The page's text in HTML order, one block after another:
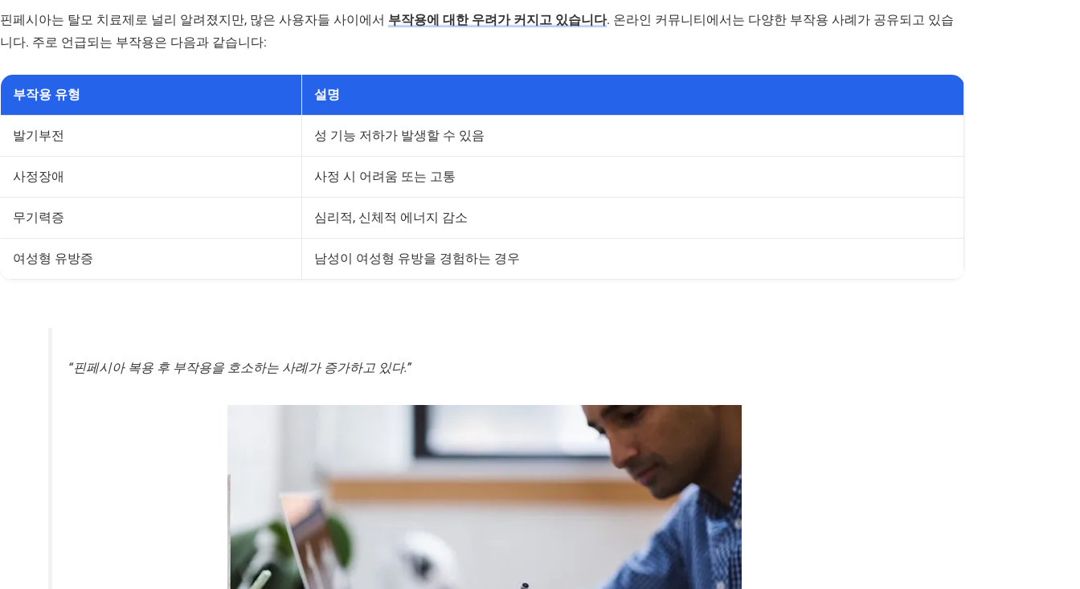
핀페시아는 탈모 치료제로 널리 알려졌지만, 많은 사용자들 사이에서 부작용에 대한 우려가 커지고 있습니다. 온라인 커뮤니티에서는 다양한 부작용 사례가 공유되고 있습
니다. 주로 언급되는 부작용은 다음과 같습니다:
부작용 유형 설명
발기부전 성 기능 저하가 발생할 수 있음
사정장애 사정 시 어려움 또는 고통
무기력증 심리적, 신체적 에너지 감소
여성형 유방증 남성이 여성형 유방을 경험하는 경우
“핀페시아 복용 후 부작용을 호소하는 사례가 증가하고 있다.”